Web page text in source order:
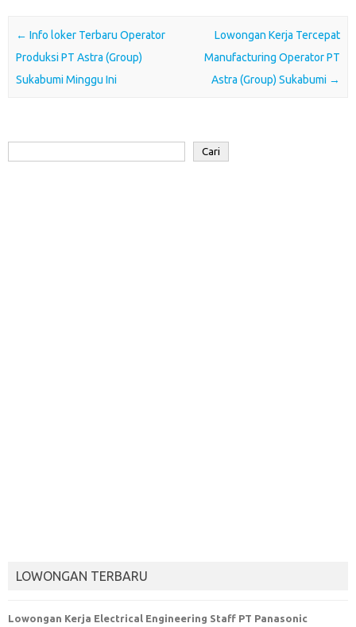
o
o
k
e
r
A
p
p
d
I
n
a
r
Post navigation
← Info loker Terbaru Operator
Produksi PT Astra (Group)
Sukabumi Minggu Ini
Lowongan Kerja Tercepat
Manufacturing Operator PT
Astra (Group) Sukabumi →
Cari
Cari
LOWONGAN TERBARU
Lowongan Kerja Electrical Engineering Staff PT Panasonic